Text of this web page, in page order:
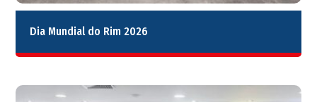
Dia Mundial do Rim 2026